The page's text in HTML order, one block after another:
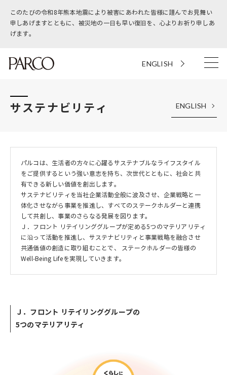
このたびの令和8年熊本地震により被害にあわれた皆様に謹んでお見舞い
申しあげますとともに、被災地の一日も早い復旧を、心よりお祈り申しあ
げます。
ENGLISH
サステナビリティ ENGLISH
パルコは、生活者の方々に心躍るサステナブルなライフスタイル
をご提供するという強い意志を持ち、次世代とともに、社会と共
有できる新しい価値を創出します。
サステナビリティを当社企業活動全般に波及させ、企業戦略と一
体化させながら事業を推進し、すべてのステークホルダーと連携
して共創し、事業のさらなる発展を図ります。
Ｊ．フロント リテイリンググループが定める5つのマテリアリティ
に沿って活動を推進し、サステナビリティと事業戦略を融合させ
共通価値の創造に取り組むことで、 ステークホルダーの皆様の
Well-Being Lifeを実現していきます。
Ｊ．フロント リテイリンググループの
5つのマテリアリティ